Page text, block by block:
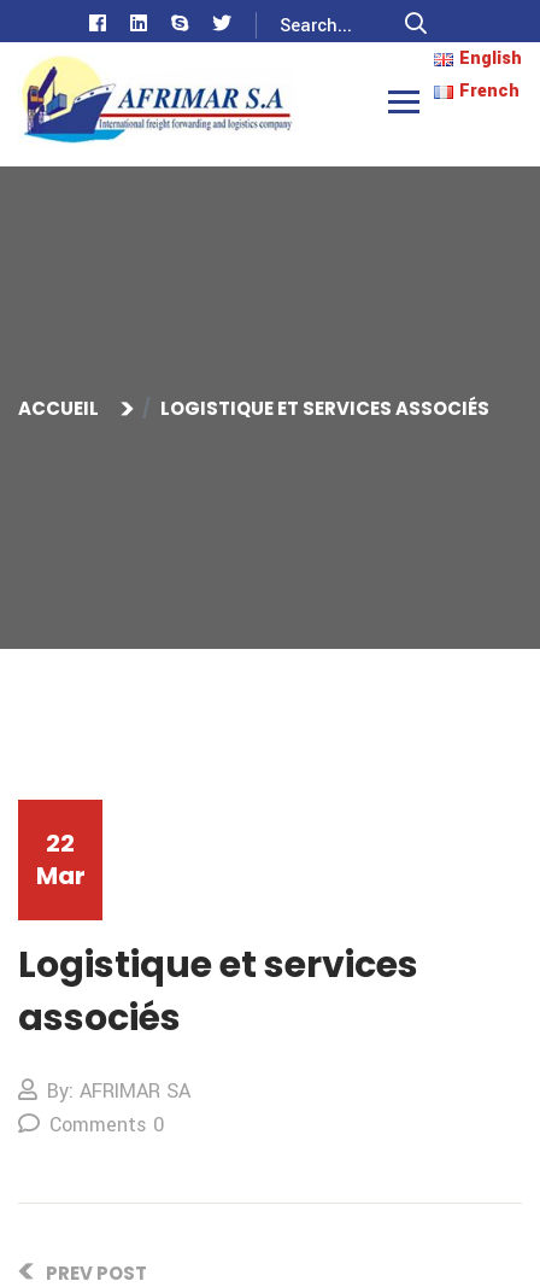
English
French
ACCUEIL LOGISTIQUE ET SERVICES ASSOCIÉS
22
Mar
Logistique et services
associés
By: AFRIMAR SA
Comments 0
PREV POST